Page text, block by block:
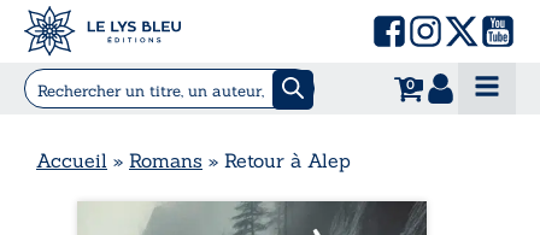
0
Accueil » Romans » Retour à Alep